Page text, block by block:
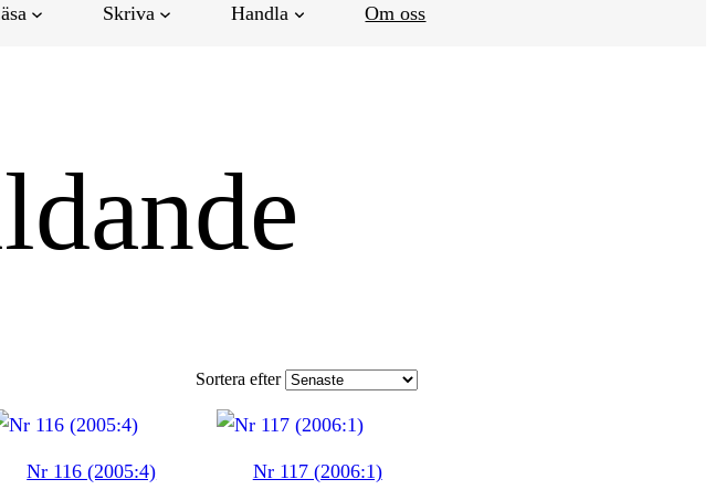
Skriva Handla Om oss
Sortera efter
Nr 116 (2005:4) Nr 117 (2006:1)